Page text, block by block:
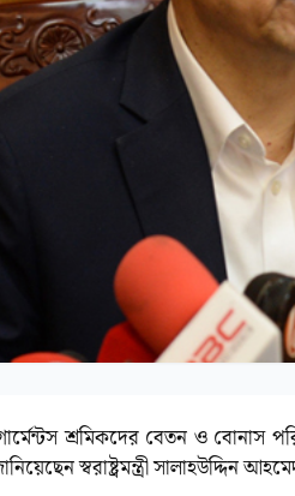
শ্রমিকদের বেতন ও বোনাস
স্বরাষ্ট্রমন্ত্রী সালাহউদ্দিন